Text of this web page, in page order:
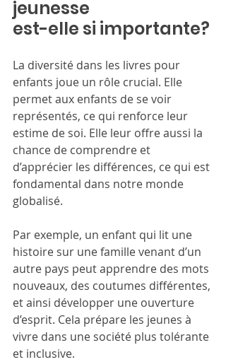
jeunesse
est-elle si importante?
La diversité dans les livres pour
enfants joue un rôle crucial. Elle
permet aux enfants de se voir
représentés, ce qui renforce leur
estime de soi. Elle leur offre aussi la
chance de comprendre et
d’apprécier les différences, ce qui est
fondamental dans notre monde
globalisé.
Par exemple, un enfant qui lit une
histoire sur une famille venant d’un
autre pays peut apprendre des mots
nouveaux, des coutumes différentes,
et ainsi développer une ouverture
d’esprit. Cela prépare les jeunes à
vivre dans une société plus tolérante
et inclusive.